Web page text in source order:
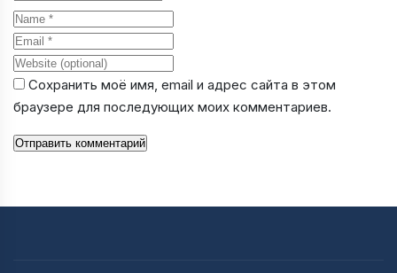
Name
Email
Website
Сохранить моё имя, email и адрес сайта в этом
браузере для последующих моих комментариев.
Отправить комментарий